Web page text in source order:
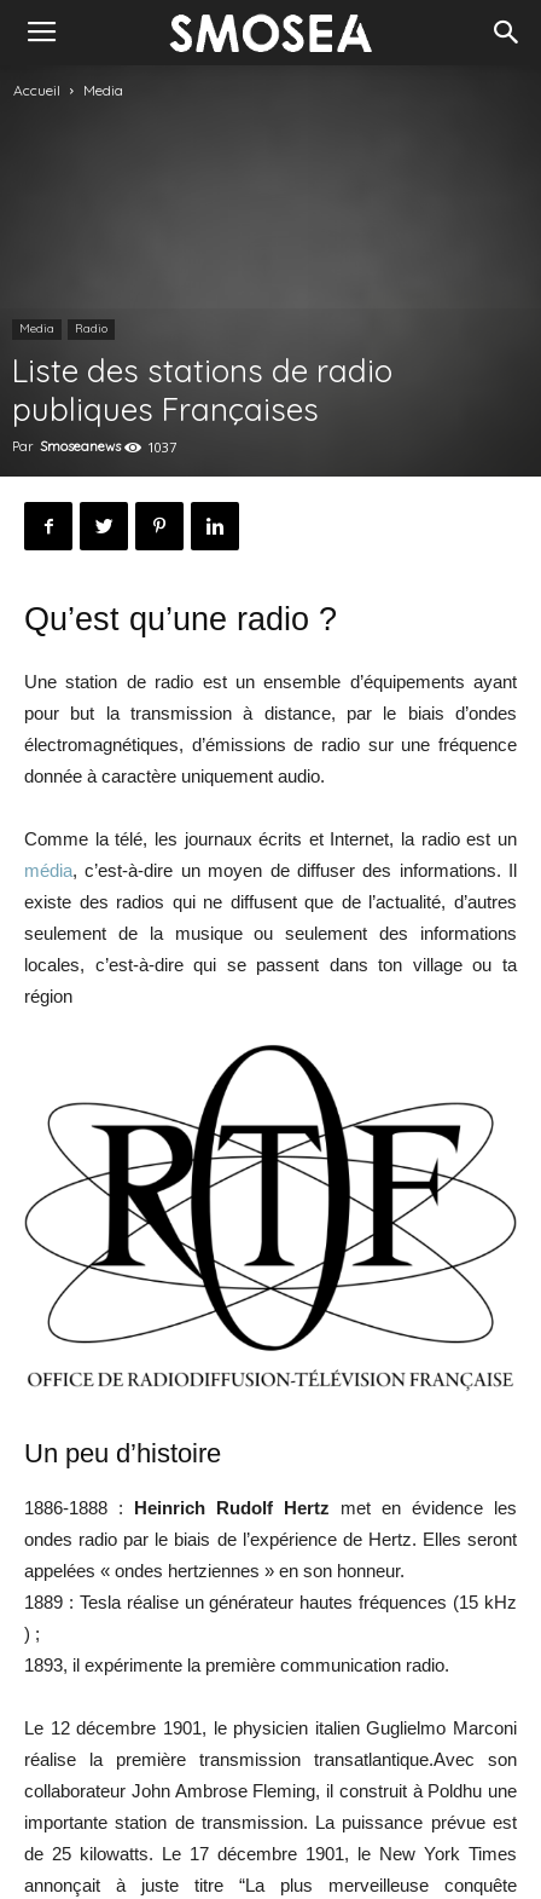
Accueil Media
Media Radio
Liste des stations de radio
publiques Françaises
Par Smoseanews 1037
Qu’est qu’une radio ?
Une station de radio est un ensemble d’équipements ayant
pour but la transmission à distance, par le biais d’ondes
électromagnétiques, d’émissions de radio sur une fréquence
donnée à caractère uniquement audio.
Comme la télé, les journaux écrits et Internet, la radio est un
média, c’est-à-dire un moyen de diffuser des informations. Il
existe des radios qui ne diffusent que de l’actualité, d’autres
seulement de la musique ou seulement des informations
locales, c’est-à-dire qui se passent dans ton village ou ta
région
Un peu d’histoire
1886-1888 : Heinrich Rudolf Hertz met en évidence les
ondes radio par le biais de l’expérience de Hertz. Elles seront
appelées « ondes hertziennes » en son honneur.
1889 : Tesla réalise un générateur hautes fréquences (15 kHz
) ;
1893, il expérimente la première communication radio.
Le 12 décembre 1901, le physicien italien Guglielmo Marconi
réalise la première transmission transatlantique.Avec son
collaborateur John Ambrose Fleming, il construit à Poldhu une
importante station de transmission. La puissance prévue est
de 25 kilowatts. Le 17 décembre 1901, le New York Times
annonçait à juste titre “La plus merveilleuse conquête